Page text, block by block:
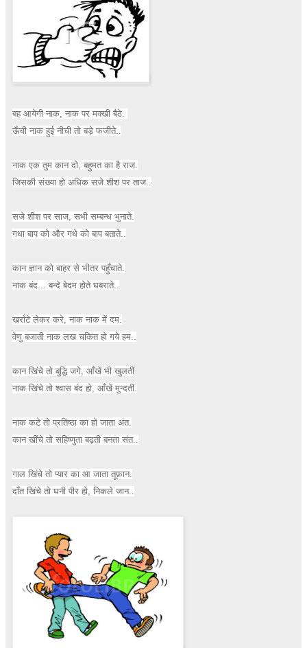
बह आयेगी नाक, नाक पर मक्खी बैठे.
ऊँची नाक हुई नीची तो बड़े फजीते..
नाक एक तुम कान दो, बहुमत का है राज.
जिसकी संख्या हो अधिक सजे शीश पर ताज..
सजे शीश पर साज, सभी सम्बन्ध भुनाते.
गधा बाप को और गधे को बाप बताते..
कान ज्ञान को बाहर से भीतर पहुँचाते.
नाक बंद... बन्दे बेदम होते घबराते..
खर्राटे लेकर करे, नाक नाक में दम.
वेणु बजाती नाक लख चकित हो गये हम..
कान खिंचे तो बुद्धि जगे, आँखें भी खुलतीं
नाक खिंचे तो श्वास बंद हो, आँखें मुन्दतीं.
नाक कटे तो प्रतिष्ठा का हो जाता अंत.
कान खींचे तो सहिष्णुता बढ़ती बनता संत..
गाल खिंचे तो प्यार का आ जाता तूफ़ान.
दाँत खिंचे तो घनी पीर हो, निकले जान..